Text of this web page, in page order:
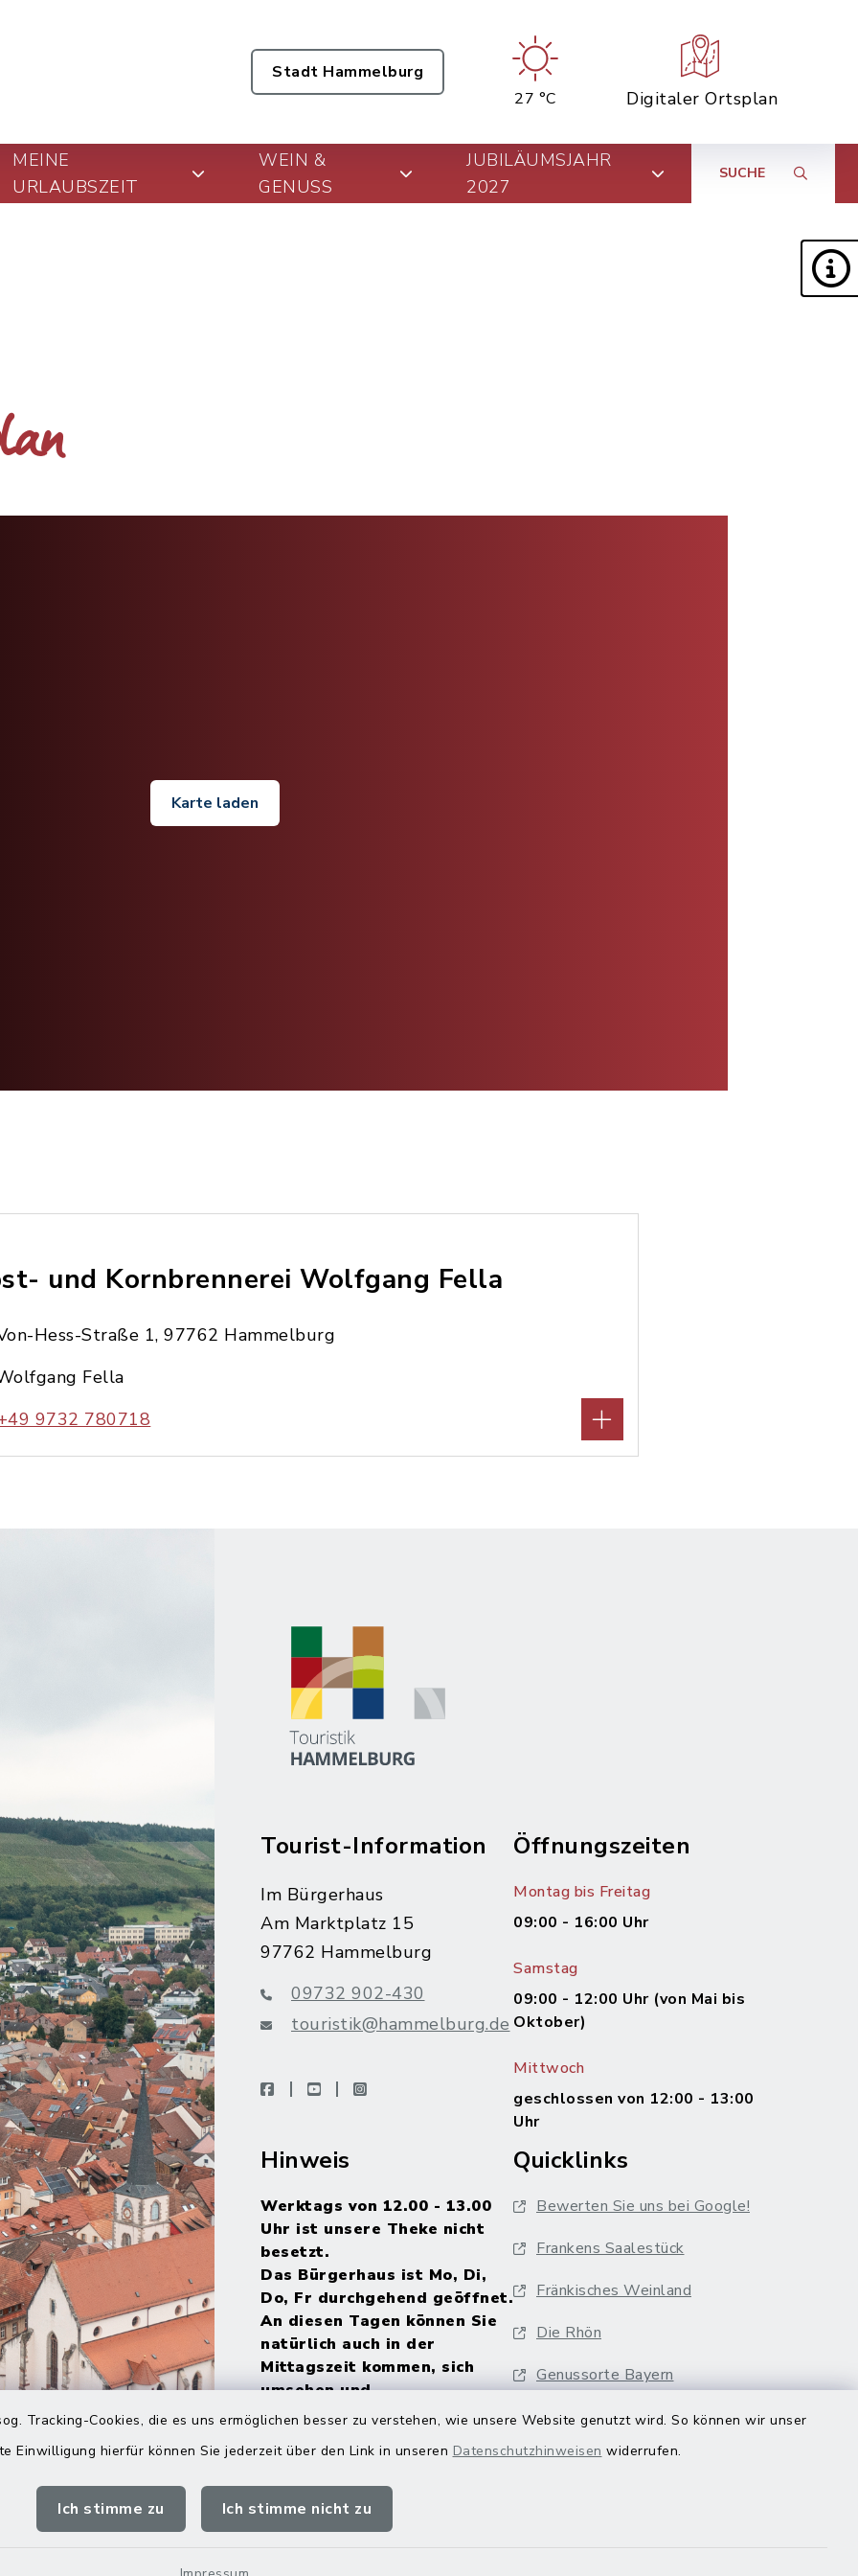
Tracking-Cookies, die es uns ermöglichen besser zu verstehen, wie unsere Website genutzt wird. So können wir unser
Einwilligung hierfür können Sie jederzeit über den Link in unseren Datenschutzhinweisen widerrufen.
Ich stimme zu Ich stimme nicht zu
Stadt Hammelburg
27 °C
Digitaler Ortsplan
MEINE
URLAUBSZEIT
WEIN &
GENUSS
JUBILÄUMSJAHR
2027
SUCHE
Karte laden
und Kornbrennerei Wolfgang Fella
Hess-Straße 1, 97762 Hammelburg
Fella
9732 780718
Tourist-Information
Im Bürgerhaus
Am Marktplatz 15
97762 Hammelburg
09732 902-430
touristik@hammelburg.de
facebookyoutubeinstagram
Öffnungszeiten
Montag bis Freitag
09:00 - 16:00 Uhr
Samstag
09:00 - 12:00 Uhr (von Mai bis
Oktober)
Mittwoch
geschlossen von 12:00 - 13:00
Uhr
Hinweis
Werktags von 12.00 - 13.00
Uhr ist unsere Theke nicht
besetzt.
Das Bürgerhaus ist Mo, Di,
Do, Fr durchgehend geöffnet.
An diesen Tagen können Sie
natürlich auch in der
Mittagszeit kommen, sich
umsehen und
Informationsmaterial
Quicklinks
Bewerten Sie uns bei Google!
Frankens Saalestück
Fränkisches Weinland
Die Rhön
Genussorte Bayern
Veranstaltungskalender